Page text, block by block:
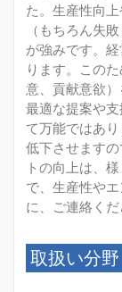
た。生産性向
（もちろん失
が強みです。
ります。この
意、貢献意欲）
最適な提案や
て万能ではあ
低下させます
トの向上は、
で、生産性や
に、ご連絡くだ
取扱い分野